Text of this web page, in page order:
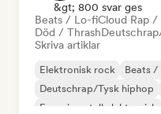
&gt; 800 svar ges
Beats / Lo-fiCloud Rap /
Död / Thrash
Skriva artiklar
Elektronisk rock Beats /
Deutschrap/Tysk hiphop
Experimentell elektronisk